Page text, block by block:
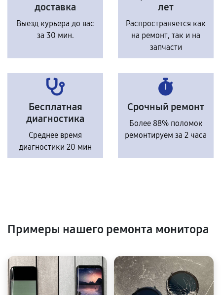
доставка
Выезд курьера до вас
за 30 мин.
лет
Распространяется как
на ремонт, так и на
запчасти
Бесплатная
диагностика
Среднее время
диагностики 20 мин
Срочный ремонт
Более 88% поломок
ремонтируем за 2 часа
Примеры нашего ремонта монитора